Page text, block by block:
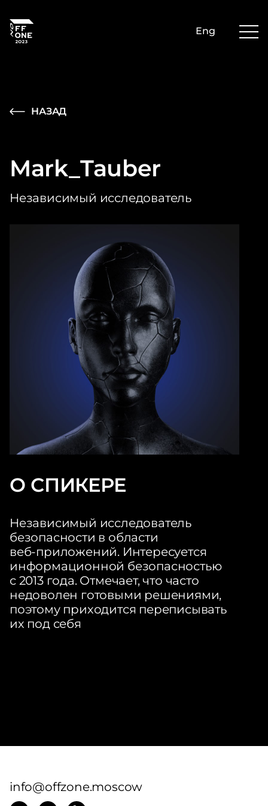
Eng
НАЗАД
Mark_Tauber
Независимый исследователь
О СПИКЕРЕ
Независимый исследователь
безопасности в области
веб‑приложений. Интересуется
информационной безопасностью
с 2013 года. Отмечает, что часто
недоволен готовыми решениями,
поэтому приходится переписывать
их под себя
info@offzone.moscow